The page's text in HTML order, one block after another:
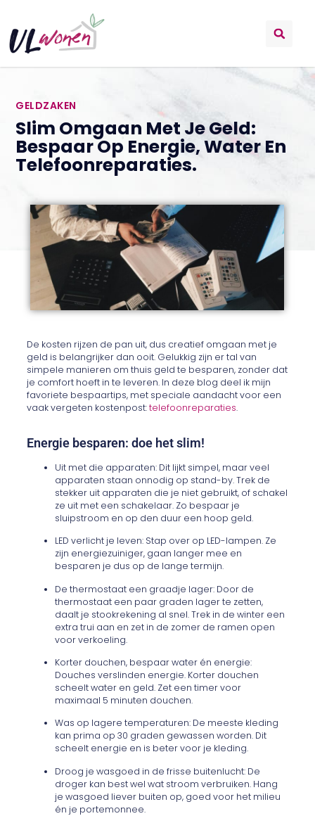
GELDZAKEN
Slim Omgaan Met Je Geld:
Bespaar Op Energie, Water En
Telefoonreparaties.
De kosten rijzen de pan uit, dus creatief omgaan met je
geld is belangrijker dan ooit. Gelukkig zijn er tal van
simpele manieren om thuis geld te besparen, zonder dat
je comfort hoeft in te leveren. In deze blog deel ik mijn
favoriete bespaartips, met speciale aandacht voor een
vaak vergeten kostenpost:telefoonreparaties.
Energie besparen: doe het slim!
Uit met die apparaten: Dit lijkt simpel, maar veel
apparaten staan onnodig op stand-by. Trek de
stekker uit apparaten die je niet gebruikt, of schakel
ze uit met een schakelaar. Zo bespaar je
sluipstroom en op den duur een hoop geld.
LED verlicht je leven: Stap over op LED-lampen. Ze
zijn energiezuiniger, gaan langer mee en
besparen je dus op de lange termijn.
De thermostaat een graadje lager: Door de
thermostaat een paar graden lager te zetten,
daalt je stookrekening al snel. Trek in de winter een
extra trui aan en zet in de zomer de ramen open
voor verkoeling.
Korter douchen, bespaar water én energie:
Douches verslinden energie. Korter douchen
scheelt water en geld. Zet een timer voor
maximaal 5 minuten douchen.
Was op lagere temperaturen: De meeste kleding
kan prima op 30 graden gewassen worden. Dit
scheelt energie en is beter voor je kleding.
Droog je wasgoed in de frisse buitenlucht: De
droger kan best wel wat stroom verbruiken. Hang
je wasgoed liever buiten op, goed voor het milieu
én je portemonnee.